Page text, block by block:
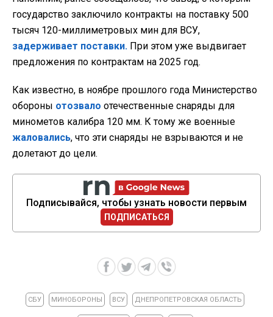
государство заключило контракты на поставку 500
тысяч 120-миллиметровых мин для ВСУ,
задерживает поставки. При этом уже выдвигает
предложения по контрактам на 2025 год.
Как известно, в ноябре прошлого года Министерство
обороны отозвало отечественные снаряды для
минометов калибра 120 мм. К тому же военные
жаловались, что эти снаряды не взрываются и не
долетают до цели.
Подписывайся, чтобы узнать новости первым
ПОДПИСАТЬСЯ
СБУ МИНОБОРОНЫ ВСУ ДНЕПРОПЕТРОВСКАЯ ОБЛАСТЬ